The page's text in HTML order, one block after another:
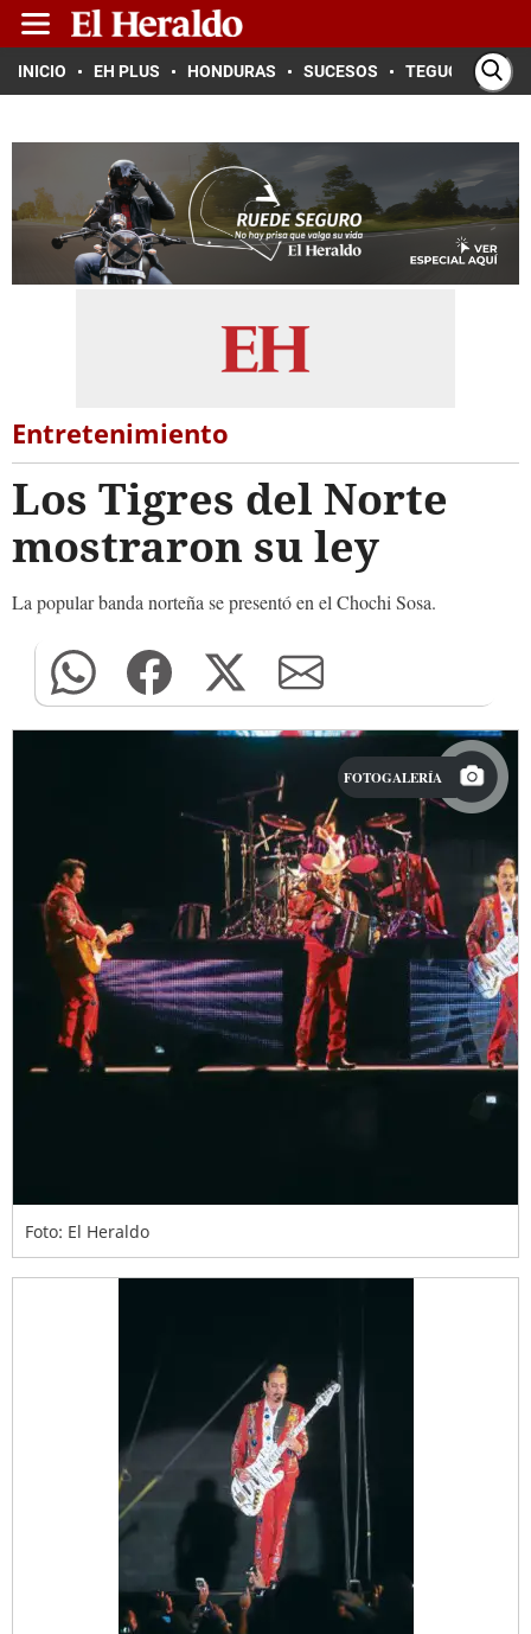
INICIO EH PLUS HONDURAS SUCESOS TEGUCIGALPA
Entretenimiento
Los Tigres del Norte
mostraron su ley
La popular banda norteña se presentó en el Chochi Sosa.
FOTOGALERÍA
Foto: El Heraldo